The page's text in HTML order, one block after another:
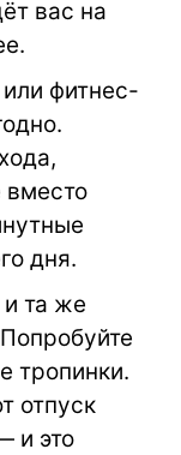
вас на
фитнес-
вместо
дня.
та же
тропинки.
отпуск
и это